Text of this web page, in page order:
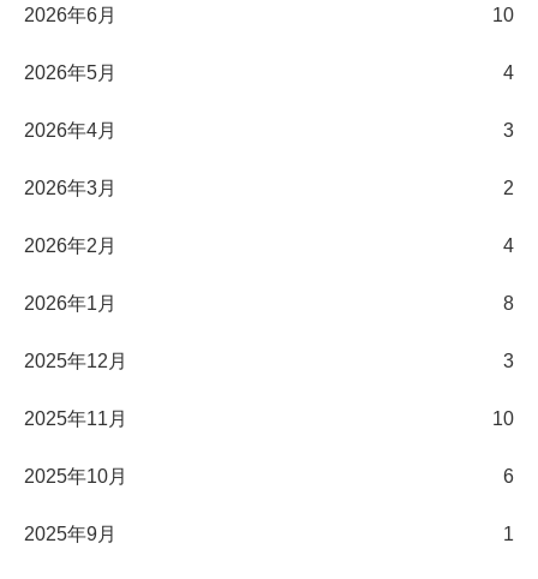
2026年6月 10
2026年5月 4
2026年4月 3
2026年3月 2
2026年2月 4
2026年1月 8
2025年12月 3
2025年11月 10
2025年10月 6
2025年9月 1